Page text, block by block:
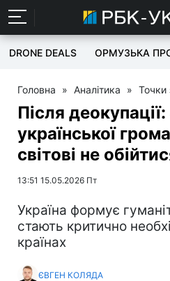
DRONE DEALS ОРМУЗЬКА
Головна » Аналітика » Точки
Після
української
світові не
13:51 15.05.2026 Пт
Україна формує
стають критично
країнах
ЄВГЕН КОЛЯДА